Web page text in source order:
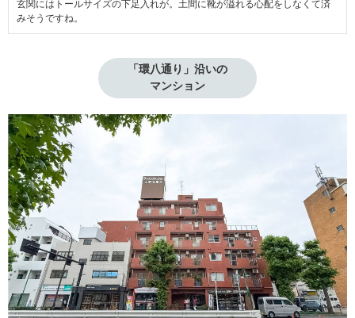
玄関にはトールサイズの下足入れが。土間に靴が溢れる心配をしなくて済
みそうですね。
「環八通り」沿いの
マンション